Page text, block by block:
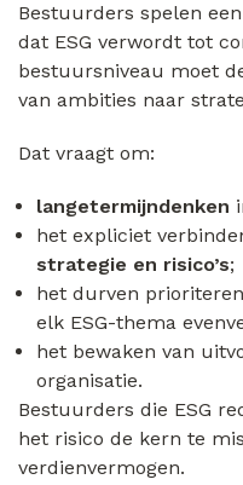
Bestuurders spelen
dat ESG verwordt tot
bestuursniveau moet
van ambities naar
Dat vraagt om:
langetermijndenken
het expliciet
strategie en risico’s;
het durven
elk ESG-thema
het bewaken van
organisatie.
Bestuurders die ESG
het risico de kern te
verdienvermogen.